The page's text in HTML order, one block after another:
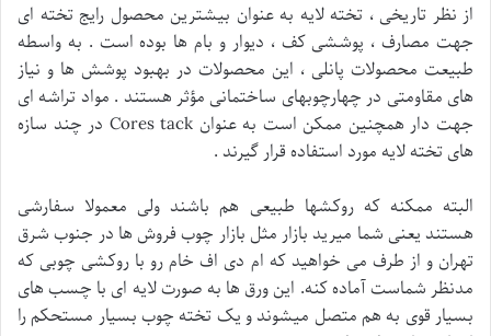
از نظر تاريخی ، تخته لايه به عنوان بيشترين محصول رايج تخته ای
جهت مصارف ، پوششی كف ، ديوار و بام ها بوده است . به واسطه
طبيعت محصولات پانلی ، اين محصولات در بهبود پوشش ها و نياز
های مقاومتی در چهارچوبهای ساختمانی مؤثر هستند . مواد تراشه ای
جهت دار همچنين ممكن است به عنوان Cores tack در چند سازه
های تخته لايه مورد استفاده قرار گيرند .
البته ممکنه که روکشها طبیعی هم باشند ولی معمولا سفارشی
هستند یعنی شما میرید بازار مثل بازار چوب فروش ها در جنوب شرق
تهران و از طرف می خواهید که ام دی اف خام رو با روکشی چوبی که
مدنظر شماست آماده کنه. این ورق ها به صورت لایه ای با چسب های
بسیار قوی به هم متصل میشوند و یک تخته چوب بسیار مستحکم را